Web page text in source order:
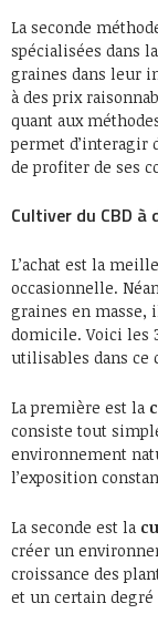
La seconde
spécialisées dans
graines dans leur
à des prix
quant aux
permet d’interagir
de profiter de ses
Cultiver du CBD à
L’achat est la
occasionnelle.
graines en masse,
domicile. Voici les
utilisables dans ce
La première est la
consiste tout
environnement
l’exposition
La seconde est la
créer un
croissance des
et un certain degré